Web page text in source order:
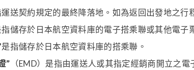
運送契約規定的最終降落地。如為返回出發地之行
指儲存於日本航空資料庫的電子搭乘聯或其他電子
是指儲存於日本航空資料庫的搭乘聯。
” （EMD）是指由運送人或其指定經銷商開立之